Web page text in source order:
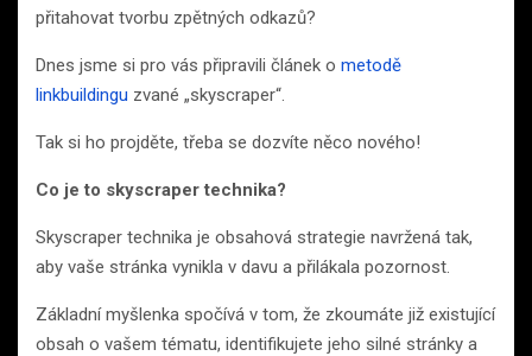
přitahovat tvorbu zpětných odkazů?
Dnes jsme si pro vás připravili článek o metodě
linkbuildingu zvané „skyscraper“.
Tak si ho projděte, třeba se dozvíte něco nového!
Co je to skyscraper technika?
Skyscraper technika je obsahová strategie navržená tak,
aby vaše stránka vynikla v davu a přilákala pozornost.
Základní myšlenka spočívá v tom, že zkoumáte již existující
obsah o vašem tématu, identifikujete jeho silné stránky a